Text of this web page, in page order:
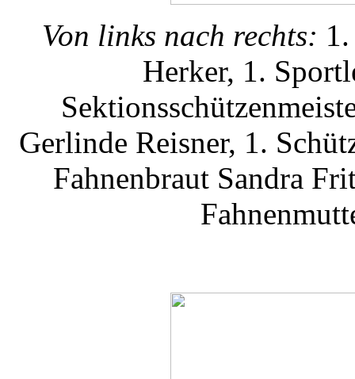
Von links nach rechts:
Herker, 1.
Gerlinde Reisner, 1.
Fahnenbraut Sandra